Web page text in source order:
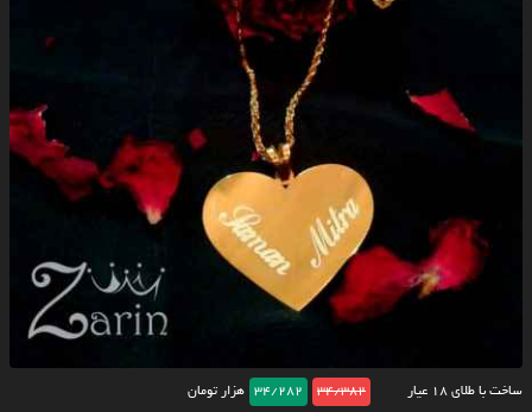
ساخت با طلای ۱۸ عیار 34/382
34/282 هزار تومان